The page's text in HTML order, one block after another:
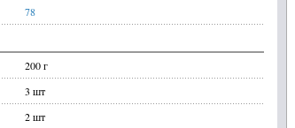
78
200 г
3 шт
2 шт